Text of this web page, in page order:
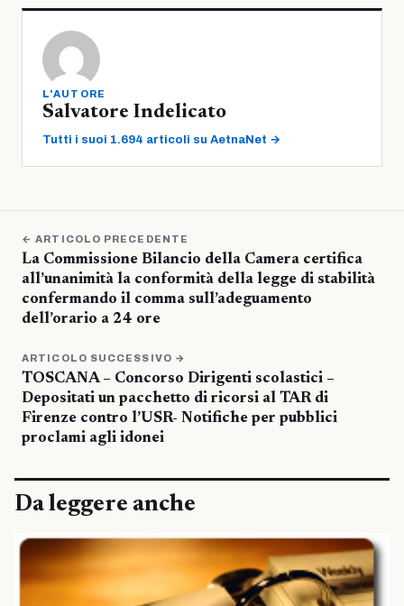
L'AUTORE
Salvatore Indelicato
Tutti i suoi 1.694 articoli su AetnaNet →
← ARTICOLO PRECEDENTE
La Commissione Bilancio della Camera certifica
all’unanimità la conformità della legge di stabilità
confermando il comma sull’adeguamento
dell’orario a 24 ore
ARTICOLO SUCCESSIVO →
TOSCANA – Concorso Dirigenti scolastici –
Depositati un pacchetto di ricorsi al TAR di
Firenze contro l’USR- Notifiche per pubblici
proclami agli idonei
Da leggere anche